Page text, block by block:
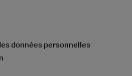
données personnelles